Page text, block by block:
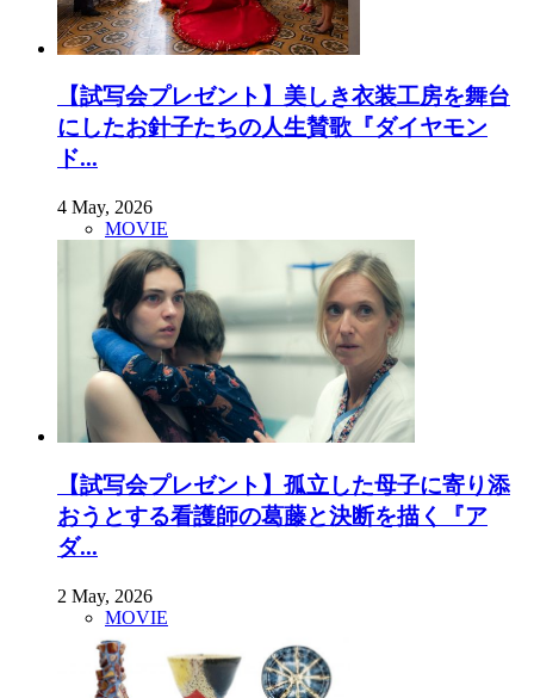
【試写会プレゼント】美しき衣装工房を舞台
にしたお針子たちの人生賛歌『ダイヤモン
ド...
4 May, 2026
MOVIE
【試写会プレゼント】孤立した母子に寄り添
おうとする看護師の葛藤と決断を描く『ア
ダ...
2 May, 2026
MOVIE